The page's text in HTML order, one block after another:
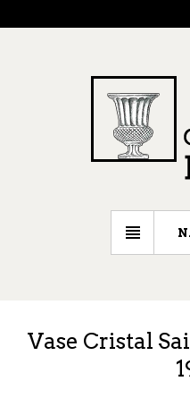
Vase Cristal